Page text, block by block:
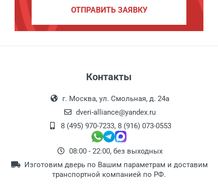
ОТПРАВИТЬ ЗАЯВКУ
Контакты
г. Москва, ул. Смольная, д. 24а
dveri-alliance@yandex.ru
8 (495) 970-7233, 8 (916) 073-0553
08:00 - 22:00, без выходных
Изготовим дверь по Вашим параметрам и доставим
транспортной компанией по РФ.